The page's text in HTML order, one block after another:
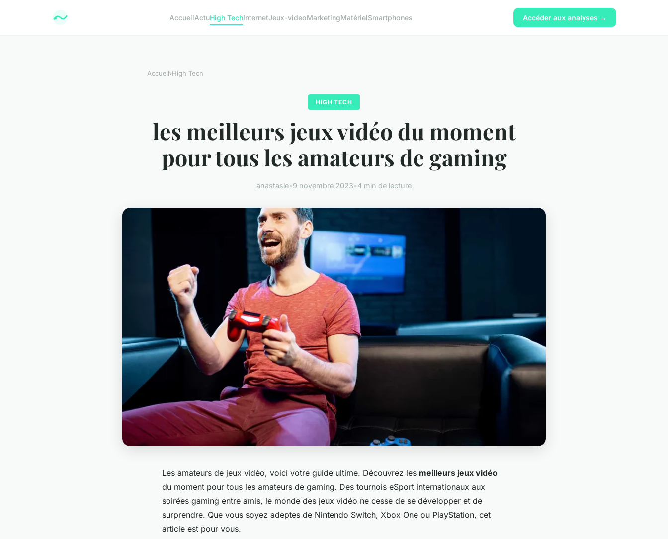
AccueilActuHigh TechInternetJeux-videoMarketingMatérielSmartphones Accéder aux analyses →
Accueil›High Tech
HIGH TECH
les meilleurs jeux vidéo du moment
pour tous les amateurs de gaming
anastasie•9 novembre 2023•4 min de lecture
Les amateurs de jeux vidéo, voici votre guide ultime. Découvrez les meilleurs jeux vidéo
du moment pour tous les amateurs de gaming. Des tournois eSport internationaux aux
soirées gaming entre amis, le monde des jeux vidéo ne cesse de se développer et de
surprendre. Que vous soyez adeptes de Nintendo Switch, Xbox One ou PlayStation, cet
article est pour vous.